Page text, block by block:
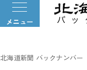
メニュー
北海道新聞 バックナンバー